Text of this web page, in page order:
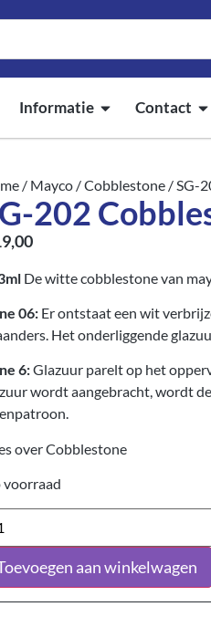
Informatie Contact
/ Mayco /Cobblestone / SG-
202
De witte cobblestone van
06: Er ontstaat een wit
Het onderliggende
6:Glazuur parelt op het
wordt aangebracht, wordt
over Cobblestone
voorraad
aan winkelwagen